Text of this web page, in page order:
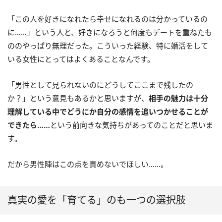
「この人を好きになれたら幸せになれるのは分かっているの
に……」という人と、好きになろうと何度もデートを重ねたも
ののやっぱり無理だった。こういった経験、特に婚活をして
いる女性にとってはよくあることなんです。
「男性として見られないのにどうしてここまで残したの
か？」という意見もあるかと思いますが、 相手の魅力は十分
理解している中でどうにか自分の感情を追いつかせることが
できたら…… という前向きな気持ちがあってのことだと思いま
す。
だから男性陣はこの点を責めないでほしい……。
真実の愛を「育てる」のも一つの選択肢